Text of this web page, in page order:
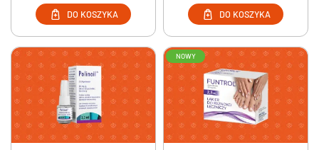
DO KOSZYKA DO KOSZYKA
NOWY